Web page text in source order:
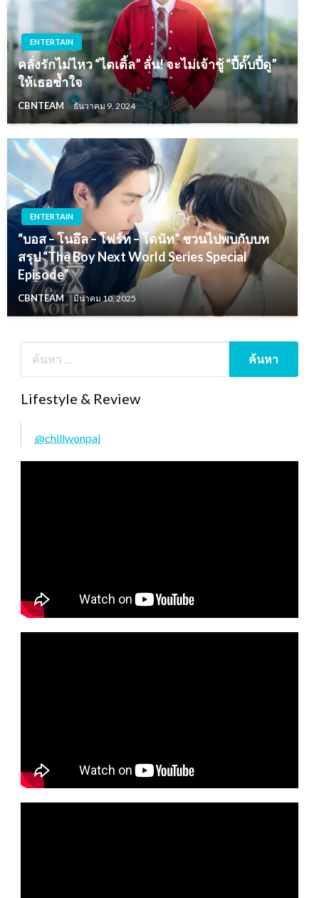
ENTERTAIN
คลั่งรักไม่ไหว “ไตเติ้ล” ลั่น! จะไม่เจ้าชู้ “ปี้ดั๊บปี้ดู”
ให้เธอช้ำใจ
CBNTEAM ธันวาคม 9, 2024
ENTERTAIN
“บอส – โนอึล – โฟร์ท – โดนัท” ชวนไปพบกับบท
สรุป “The Boy Next World Series Special
Episode”
CBNTEAM มีนาคม 10, 2025
Lifestyle & Review
@chillwonpai